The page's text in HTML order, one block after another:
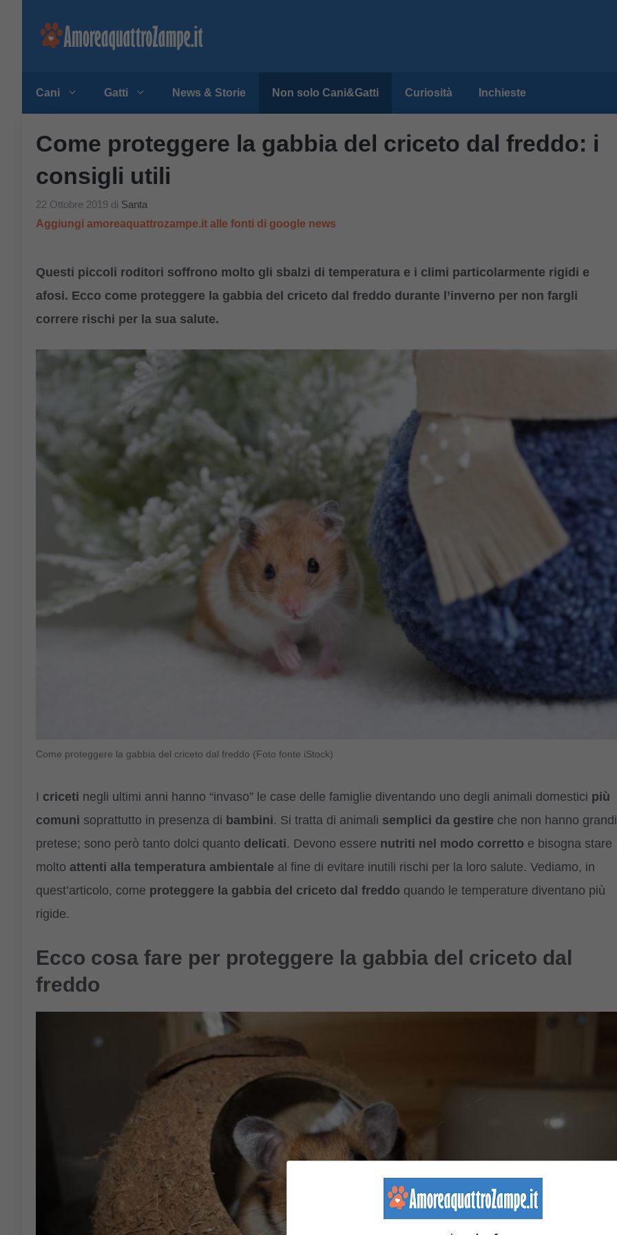
Cani Gatti News & Storie Non solo Cani&Gatti Curiosità Inchieste
Come proteggere la gabbia del criceto dal freddo: i
consigli utili
22 Ottobre 2019 di Santa
Aggiungi amoreaquattrozampe.it alle fonti di google news
Questi piccoli roditori soffrono molto gli sbalzi di temperatura e i climi particolarmente rigidi e
afosi. Ecco come proteggere la gabbia del criceto dal freddo durante l’inverno per non fargli
correre rischi per la sua salute.
Come proteggere la gabbia del criceto dal freddo (Foto fonte iStock)
I criceti negli ultimi anni hanno “invaso” le case delle famiglie diventando uno degli animali domestici più
comuni soprattutto in presenza di bambini. Si tratta di animali semplici da gestire che non hanno grandi
pretese; sono però tanto dolci quanto delicati. Devono essere nutriti nel modo corretto e bisogna stare
molto attenti alla temperatura ambientale al fine di evitare inutili rischi per la loro salute. Vediamo, in
quest’articolo, come proteggere la gabbia del criceto dal freddo quando le temperature diventano più
rigide.
Ecco cosa fare per proteggere la gabbia del criceto dal
freddo